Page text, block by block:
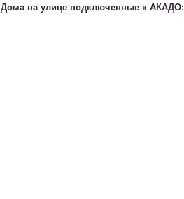
Дома на улице подключенные к АКАДО: